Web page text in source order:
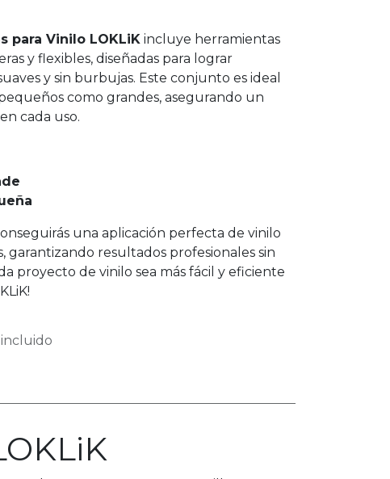
para Vinilo LOKLiK incluye herramientas
y flexibles, diseñadas para lograr
y sin burbujas. Este conjunto es ideal
como grandes, asegurando un
en cada uso.
una aplicación perfecta de vinilo
garantizando resultados profesionales sin
proyecto de vinilo sea más fácil y eficiente